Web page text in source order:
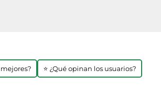
⭐ ¿Qué opinan los usuarios?